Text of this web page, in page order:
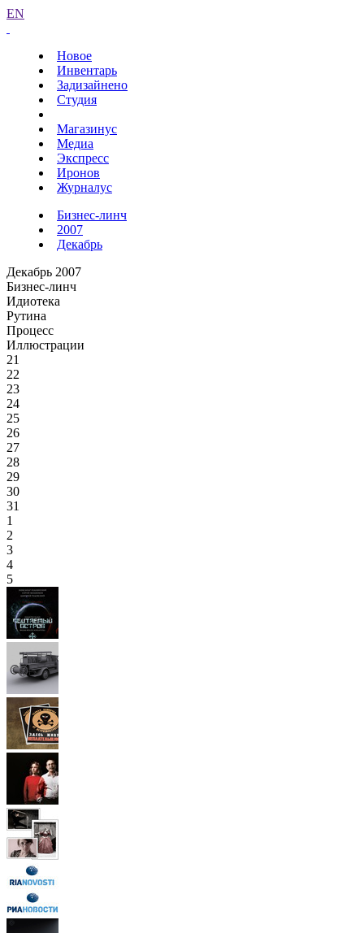
EN
Новое
Инвентарь
Задизайнено
Студия
Магазинус
Медиа
Экспресс
Иронов
Журналус
Бизнес-линч
2007
Декабрь
Декабрь 2007
Бизнес-линч
Идиотека
Рутина
Процесс
Иллюстрации
21
22
23
24
25
26
27
28
29
30
31
1
2
3
4
5